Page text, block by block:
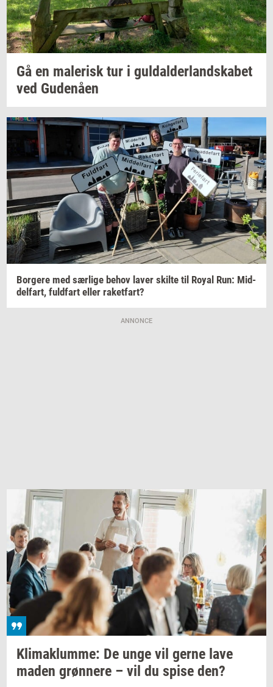
Gå en ma­le­risktur i gul­dal­der­land­ska­bet
ved Gu­denå­en
Bor­ge­re med sær­li­ge behov laver skil­te til Royal Run: Mid­
del­fart, fuld­fart eller ra­ket­fart?
ANNONCE
Kli­ma­klum­me: De unge vil gerne lave
maden grøn­ne­re – vil du spise den?